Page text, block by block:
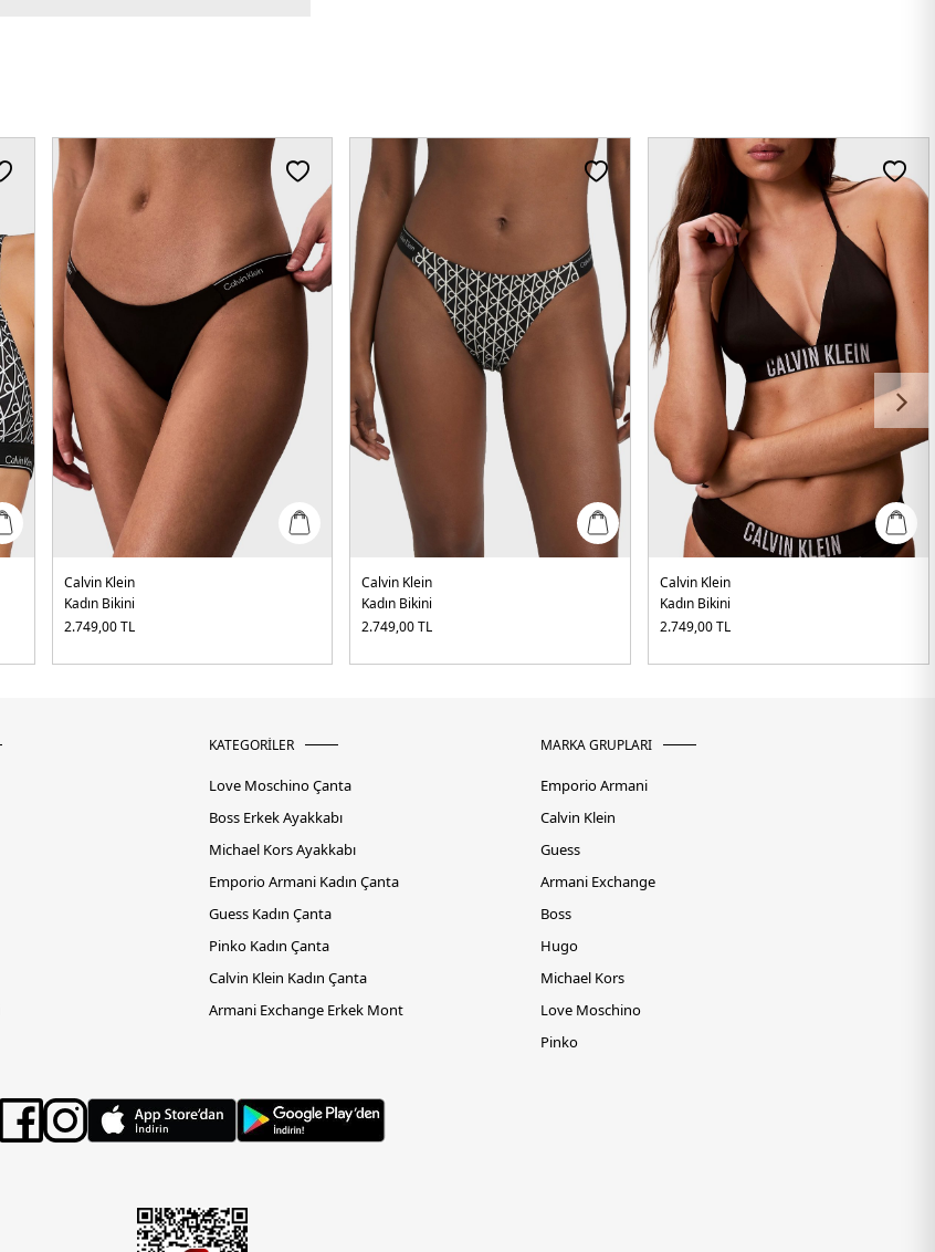
Calvin Klein
Kadın Bikini
2.749,00TL
Calvin Klein
Kadın Bikini
2.749,00TL
Calvin Klein
Kadın Bikini
2.749,00TL
KATEGORİLER
Love Moschino Çanta
Boss Erkek Ayakkabı
Michael Kors Ayakkabı
Emporio Armani Kadın Çanta
Guess Kadın Çanta
Pinko Kadın Çanta
Calvin Klein Kadın Çanta
Armani Exchange Erkek Mont
MARKA GRUPLARI
Emporio Armani
Calvin Klein
Guess
Armani Exchange
Boss
Hugo
Michael Kors
Love Moschino
Pinko